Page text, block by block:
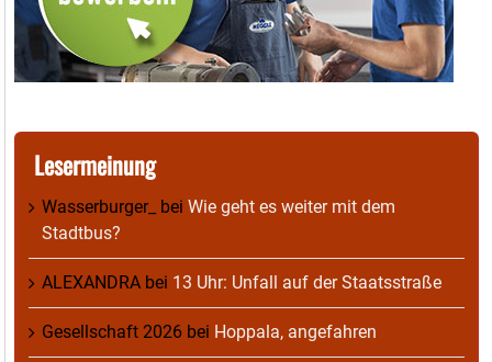
Lesermeinung
Wasserburger_ bei Wie geht es weiter mit dem
Stadtbus?
ALEXANDRA bei 13 Uhr: Unfall auf der Staatsstraße
Gesellschaft 2026 bei Hoppala, angefahren